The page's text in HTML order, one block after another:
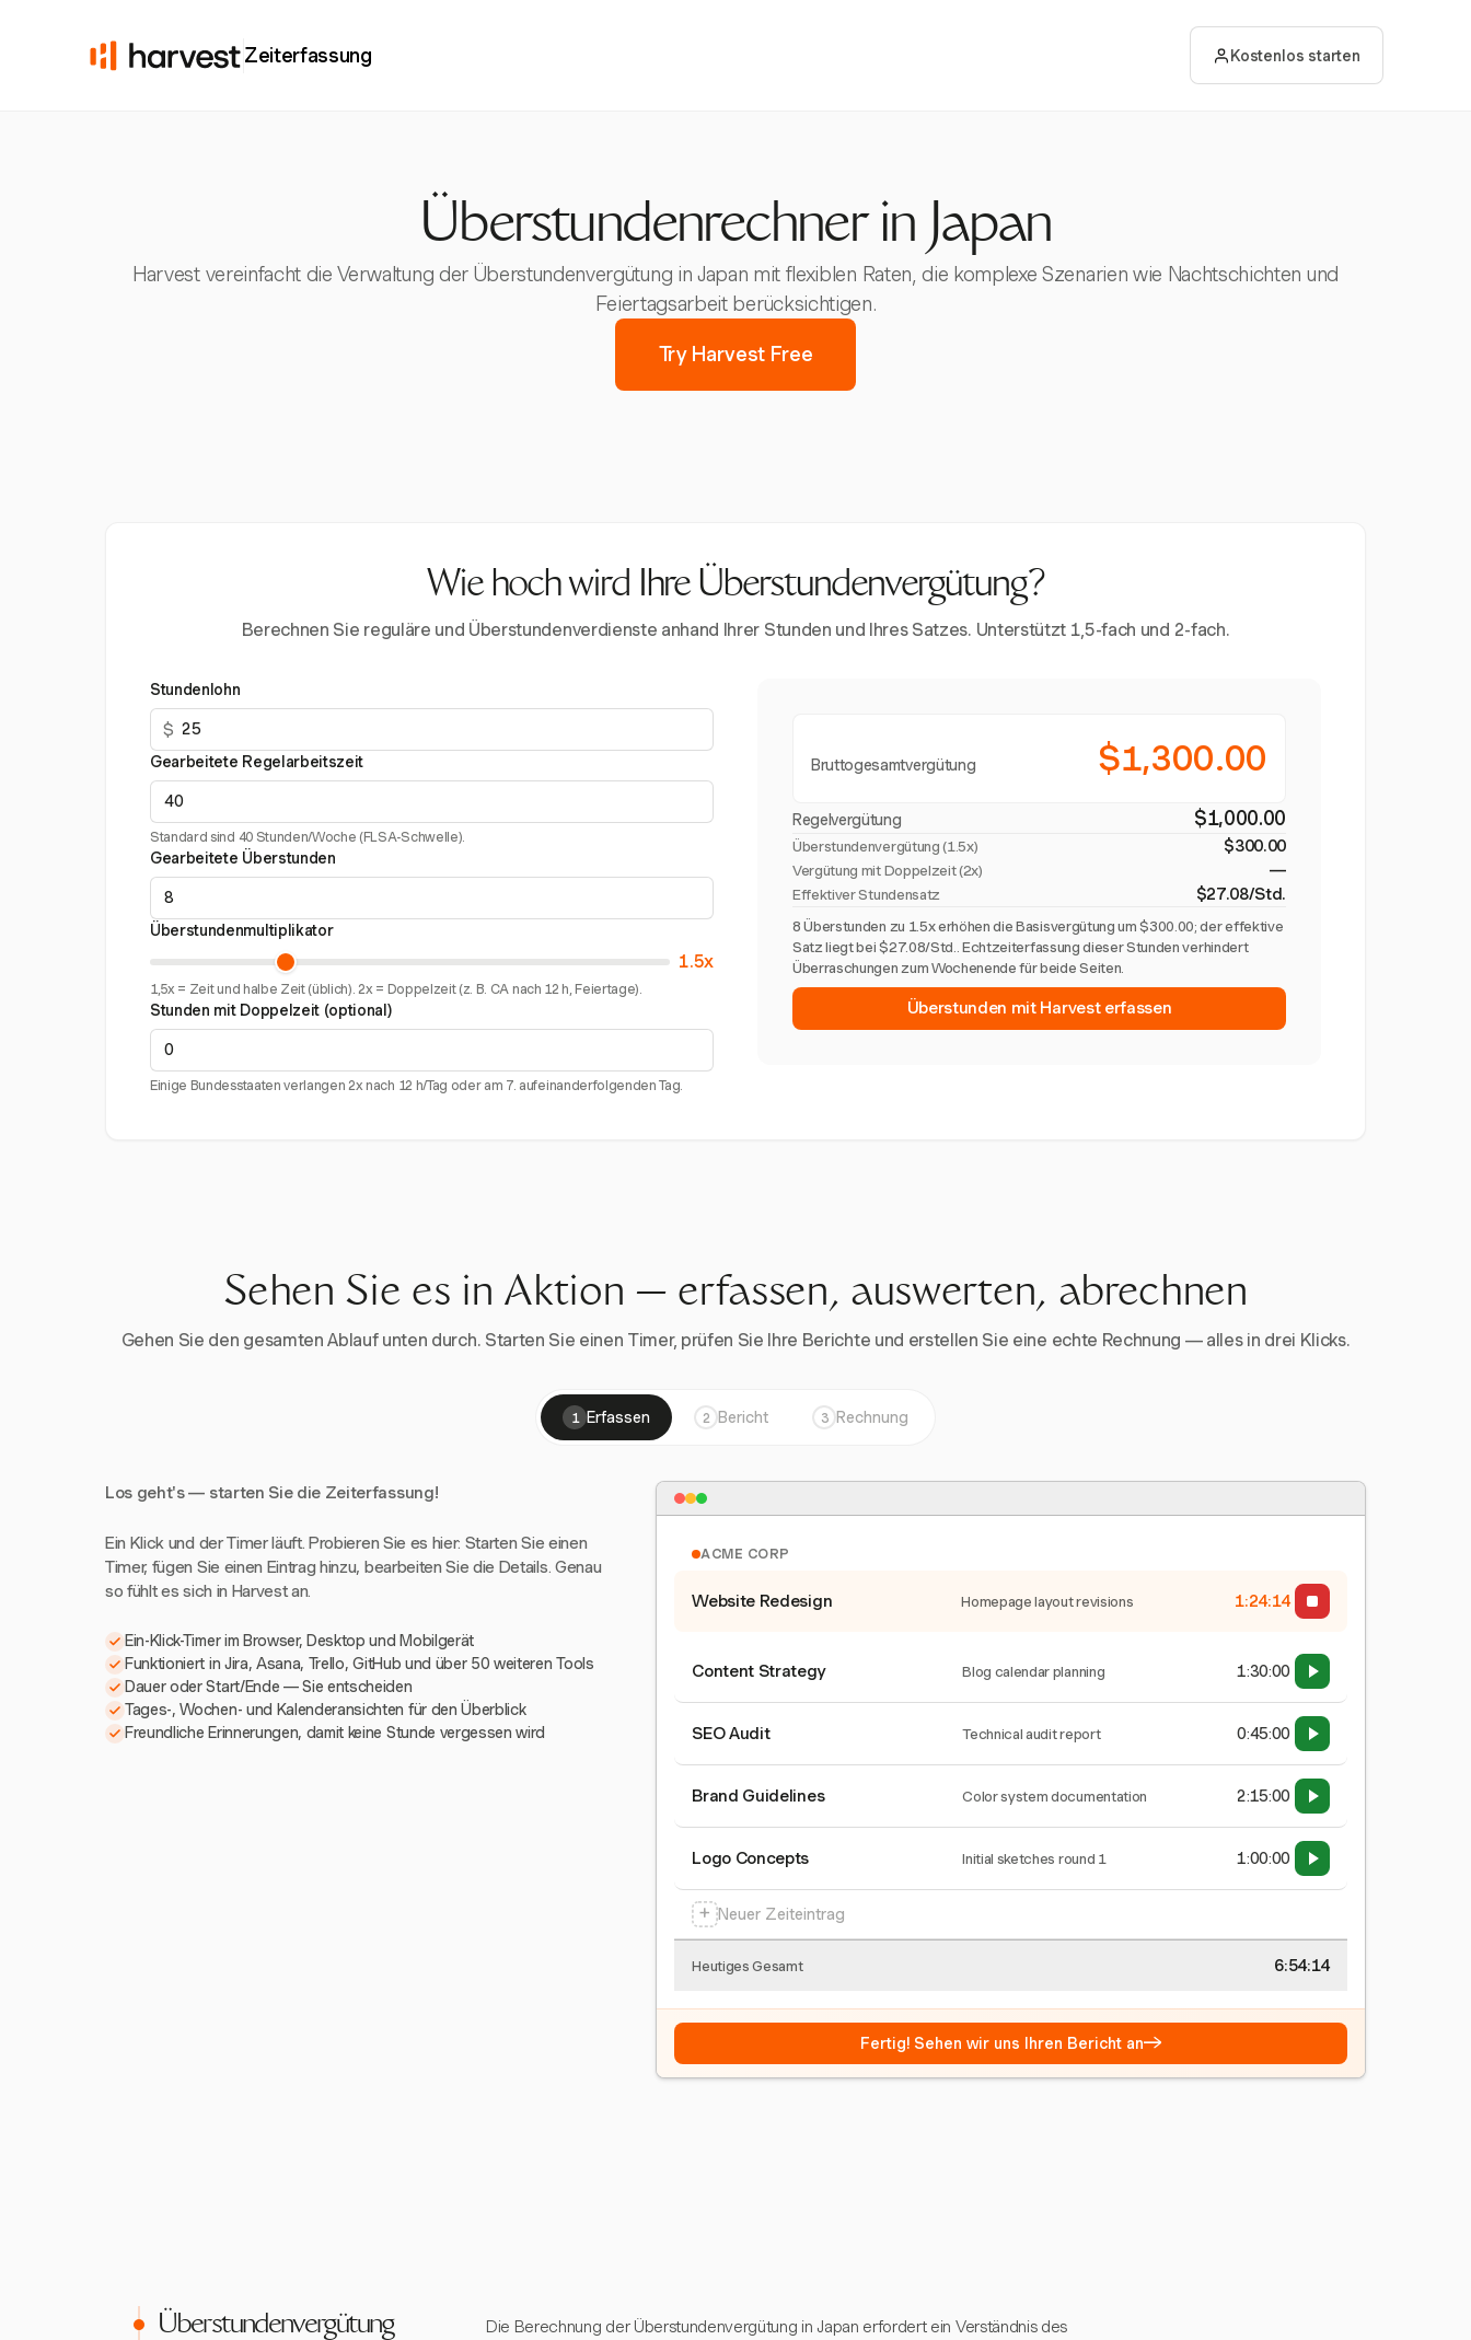
Zeiterfassung Kostenlos starten
Überstundenrechner in Japan
Harvest vereinfacht die Verwaltung der Überstundenvergütung in Japan mit flexiblen Raten, die komplexe Szenarien wie Nachtschichten und
Feiertagsarbeit berücksichtigen.
Try Harvest Free
Wie hoch wird Ihre Überstundenvergütung?
Berechnen Sie reguläre und Überstundenverdienste anhand Ihrer Stunden und Ihres Satzes. Unterstützt 1,5-fach und 2-fach.
Stundenlohn
$
Gearbeitete Regelarbeitszeit
Standard sind 40 Stunden/Woche (FLSA-Schwelle).
Gearbeitete Überstunden
Überstundenmultiplikator
1.5x
1,5x = Zeit und halbe Zeit (üblich). 2x = Doppelzeit (z. B. CA nach 12 h, Feiertage).
Stunden mit Doppelzeit (optional)
Einige Bundesstaaten verlangen 2x nach 12 h/Tag oder am 7. aufeinanderfolgenden Tag.
Bruttogesamtvergütung $1,300.00
Regelvergütung $1,000.00
Überstundenvergütung (1.5x) $300.00
Vergütung mit Doppelzeit (2x) —
Effektiver Stundensatz $27.08/Std.
8 Überstunden zu 1.5x erhöhen die Basisvergütung um $300.00; der effektive
Satz liegt bei $27.08/Std.. Echtzeiterfassung dieser Stunden verhindert
Überraschungen zum Wochenende für beide Seiten.
Überstunden mit Harvest erfassen
Sehen Sie es in Aktion — erfassen, auswerten, abrechnen
Gehen Sie den gesamten Ablauf unten durch. Starten Sie einen Timer, prüfen Sie Ihre Berichte und erstellen Sie eine echte Rechnung — alles in drei Klicks.
1 Erfassen 2 Bericht 3 Rechnung
Los geht's — starten Sie die Zeiterfassung!
Ein Klick und der Timer läuft. Probieren Sie es hier: Starten Sie einen
Timer, fügen Sie einen Eintrag hinzu, bearbeiten Sie die Details. Genau
so fühlt es sich in Harvest an.
Ein-Klick-Timer im Browser, Desktop und Mobilgerät
Funktioniert in Jira, Asana, Trello, GitHub und über 50 weiteren Tools
Dauer oder Start/Ende — Sie entscheiden
Tages-, Wochen- und Kalenderansichten für den Überblick
Freundliche Erinnerungen, damit keine Stunde vergessen wird
ACME CORP
Website Redesign Homepage layout revisions 1:24:15
Content Strategy Blog calendar planning 1:30:00
SEO Audit Technical audit report 0:45:00
Brand Guidelines Color system documentation 2:15:00
Logo Concepts Initial sketches round 1 1:00:00
+ Neuer Zeiteintrag
Heutiges Gesamt 6:54:15
Fertig! Sehen wir uns Ihren Bericht an→
Überstundenvergütung
Die Berechnung der Überstundenvergütung in Japan erfordert ein Verständnis des